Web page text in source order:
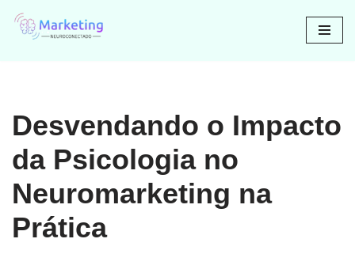
Avançar
Desvendando o Impacto
da Psicologia no
Neuromarketing na
Prática